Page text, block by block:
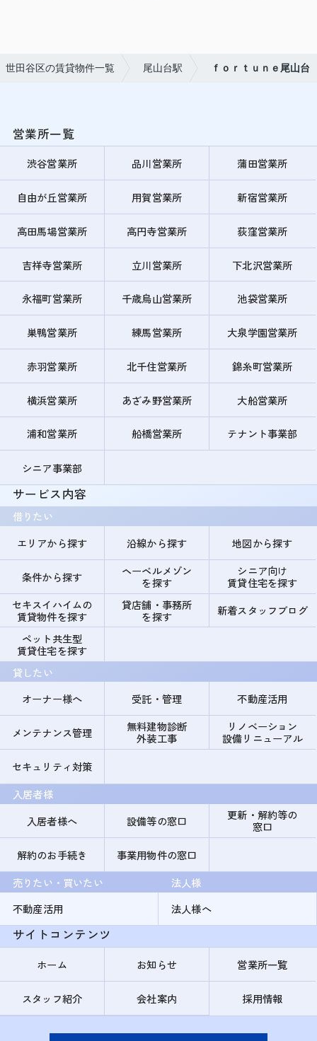
世田谷区の賃貸物件一覧 尾山台駅 ｆｏｒｔｕｎｅ尾山台
営業所一覧
渋谷営業所 品川営業所 蒲田営業所
自由が丘営業所 用賀営業所 新宿営業所
高田馬場営業所 高円寺営業所 荻窪営業所
吉祥寺営業所 立川営業所 下北沢営業所
永福町営業所 千歳烏山営業所 池袋営業所
巣鴨営業所 練馬営業所 大泉学園営業所
赤羽営業所 北千住営業所 錦糸町営業所
横浜営業所 あざみ野営業所 大船営業所
浦和営業所 船橋営業所 テナント事業部
シニア事業部
サービス内容
借りたい
エリアから探す
沿線から探す 地図から探す
条件から探す
ヘーベルメゾン
を探す
シニア向け
賃貸住宅を探す
セキスイハイムの
賃貸物件を探す
貸店舗・事務所
を探す
新着スタッフブログ
ペット共生型
賃貸住宅を探す
貸したい
オーナー様へ
受託・管理 不動産活用
メンテナンス管理
無料建物診断
外装工事
リノベーション
設備リニューアル
セキュリティ対策
入居者様
入居者様へ
設備等の窓口
更新・解約等の
窓口
解約のお手続き
事業用物件の窓口
売りたい・買いたい
不動産活用
法人様
法人様へ
サイトコンテンツ
ホーム お知らせ 営業所一覧
スタッフ紹介 会社案内 採用情報